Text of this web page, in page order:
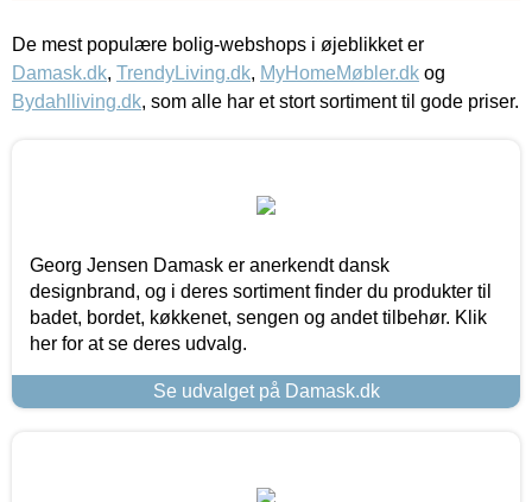
De mest populære bolig-webshops i øjeblikket er
Damask.dk, TrendyLiving.dk, MyHomeMøbler.dk og
Bydahlliving.dk, som alle har et stort sortiment til gode priser.
Georg Jensen Damask er anerkendt dansk
designbrand, og i deres sortiment finder du produkter til
badet, bordet, køkkenet, sengen og andet tilbehør. Klik
her for at se deres udvalg.
Se udvalget på Damask.dk